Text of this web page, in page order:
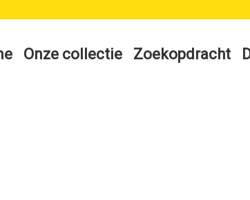
Onze collectie Zoekopdracht